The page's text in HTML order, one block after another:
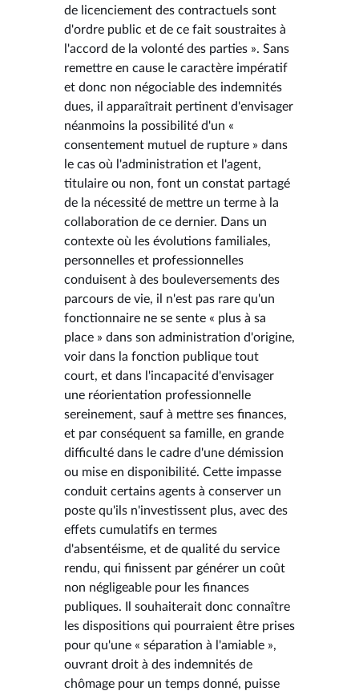
de licenciement des contractuels sont
d'ordre public et de ce fait soustraites à
l'accord de la volonté des parties ». Sans
remettre en cause le caractère impératif
et donc non négociable des indemnités
dues, il apparaîtrait pertinent d'envisager
néanmoins la possibilité d'un «
consentement mutuel de rupture » dans
le cas où l'administration et l'agent,
titulaire ou non, font un constat partagé
de la nécessité de mettre un terme à la
collaboration de ce dernier. Dans un
contexte où les évolutions familiales,
personnelles et professionnelles
conduisent à des bouleversements des
parcours de vie, il n'est pas rare qu'un
fonctionnaire ne se sente « plus à sa
place » dans son administration d'origine,
voir dans la fonction publique tout
court, et dans l'incapacité d'envisager
une réorientation professionnelle
sereinement, sauf à mettre ses finances,
et par conséquent sa famille, en grande
difficulté dans le cadre d'une démission
ou mise en disponibilité. Cette impasse
conduit certains agents à conserver un
poste qu'ils n'investissent plus, avec des
effets cumulatifs en termes
d'absentéisme, et de qualité du service
rendu, qui finissent par générer un coût
non négligeable pour les finances
publiques. Il souhaiterait donc connaître
les dispositions qui pourraient être prises
pour qu'une « séparation à l'amiable »,
ouvrant droit à des indemnités de
chômage pour un temps donné, puisse